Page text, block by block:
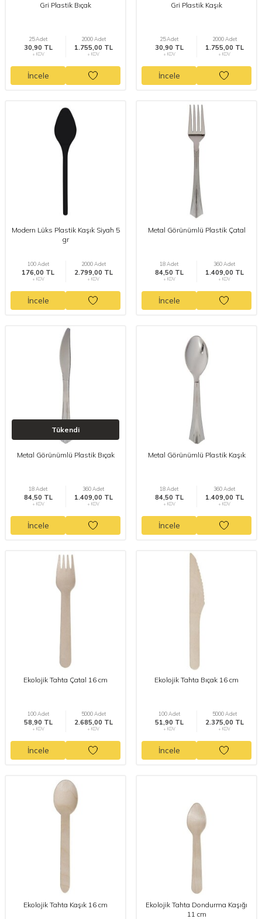
Gri Plastik Bıçak
25 Adet
30,90 TL
+ KDV
2000 Adet
1.755,00 TL
+ KDV
İncele
Gri Plastik Kaşık
25 Adet
30,90 TL
+ KDV
2000 Adet
1.755,00 TL
+ KDV
İncele
Modern Lüks Plastik Kaşık Siyah 5
gr
100 Adet
176,00 TL
+ KDV
2000 Adet
2.799,00 TL
+ KDV
İncele
Metal Görünümlü Plastik Çatal
18 Adet
84,50 TL
+ KDV
360 Adet
1.409,00 TL
+ KDV
İncele
Tükendi
Metal Görünümlü Plastik Bıçak
18 Adet
84,50 TL
+ KDV
360 Adet
1.409,00 TL
+ KDV
İncele
Metal Görünümlü Plastik Kaşık
18 Adet
84,50 TL
+ KDV
360 Adet
1.409,00 TL
+ KDV
İncele
Ekolojik Tahta Çatal 16 cm
100 Adet
58,90 TL
+ KDV
5000 Adet
2.685,00 TL
+ KDV
İncele
Ekolojik Tahta Bıçak 16 cm
100 Adet
51,90 TL
+ KDV
5000 Adet
2.375,00 TL
+ KDV
İncele
Ekolojik Tahta Kaşık 16 cm
Ekolojik Tahta Dondurma Kaşığı
11 cm